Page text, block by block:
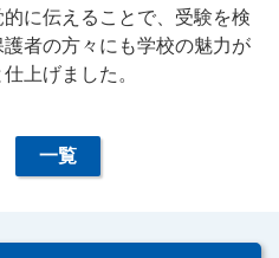
に伝えることで、受験を検
者の方々にも学校の魅力が
上げました。
一覧